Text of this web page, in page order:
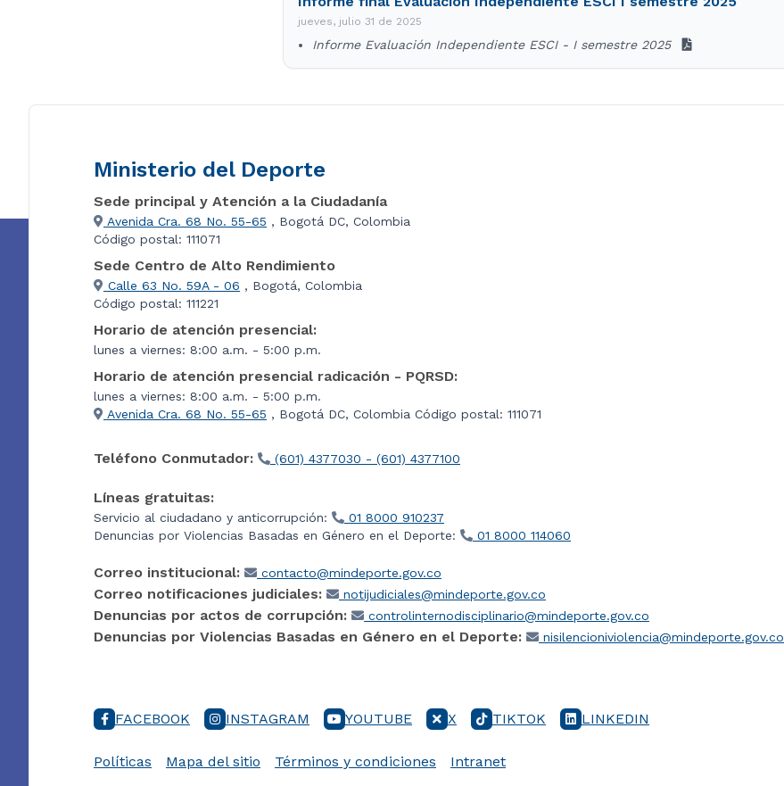
jueves, julio 31 de 2025
Informe Evaluación Independiente ESCI - I semestre 2025
Ministerio del Deporte
Sede principal y Atención a la Ciudadanía
Avenida Cra. 68 No. 55-65 , Bogotá DC, Colombia
Código postal: 111071
Sede Centro de Alto Rendimiento
Calle 63 No. 59A - 06 , Bogotá, Colombia
Código postal: 111221
Horario de atención presencial:
lunes a viernes: 8:00 a.m. - 5:00 p.m.
Horario de atención presencial radicación - PQRSD:
lunes a viernes: 8:00 a.m. - 5:00 p.m.
Avenida Cra. 68 No. 55-65 , Bogotá DC, Colombia Código postal: 111071
Teléfono Conmutador: (601) 4377030 - (601) 4377100
Líneas gratuitas:
Servicio al ciudadano y anticorrupción:
01 8000 910237
Denuncias por Violencias Basadas en Género en el Deporte:
01 8000 114060
Correo institucional: contacto@mindeporte.gov.co
Correo notificaciones judiciales: notijudiciales@mindeporte.gov.co
Denuncias por actos de corrupción: controlinternodisciplinario@mindeporte.gov.co
Denuncias por Violencias Basadas en Género en el Deporte: nisilencioniviolencia@mindeporte.gov.co
FACEBOOK INSTAGRAM YOUTUBE X TIKTOK LINKEDIN
Políticas Mapa del sitio Términos y condiciones Intranet